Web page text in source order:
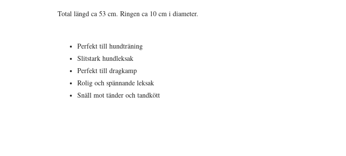
Total längd ca 53 cm. Ringen ca 10 cm i diameter.
Perfekt till hundträning
Slitstark hundleksak
Perfekt till dragkamp
Rolig och spännande leksak
Snäll mot tänder och tandkött